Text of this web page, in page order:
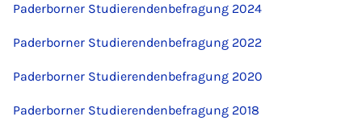
Paderborner Studierendenbefragung 2024
Paderborner Studierendenbefragung 2022
Paderborner Studierendenbefragung 2020
Paderborner Studierendenbefragung 2018